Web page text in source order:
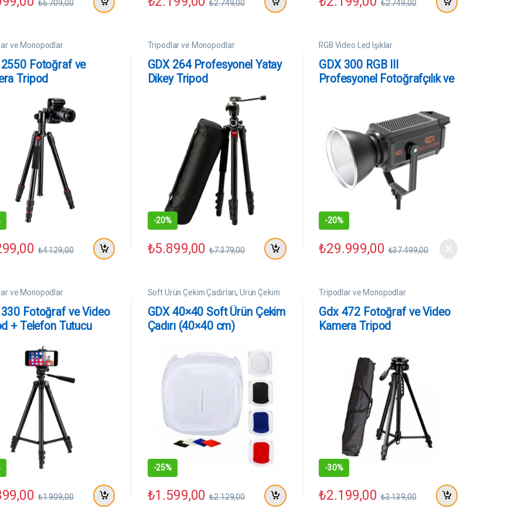
₺6.709,00 ₺2.749,00 ₺2.749,00
ve Monopodlar
2550 Fotoğraf ve
Tripod
₺4.129,00
Tripodlar ve Monopodlar
GDX 264 Profesyonel Yatay
Dikey Tripod
-20%
₺5.899,00 ₺7.379,00
RGB Video Led Işıklar
GDX 300 RGB III
Profesyonel Fotoğrafçılık ve
-20%
₺29.999,00 ₺37.499,00
ve Monopodlar
Fotoğraf ve Video
+ Telefon Tutucu
₺1.909,00
Soft Ürün Çekim Çadırları, Ürün Çekim
GDX 40×40 Soft Ürün Çekim
Çadırı (40×40 cm)
-25%
₺1.599,00 ₺2.129,00
Tripodlar ve Monopodlar
Gdx 472 Fotoğraf ve Video
Kamera Tripod
-30%
₺2.199,00 ₺3.139,00